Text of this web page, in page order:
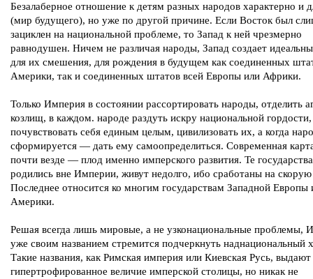
Безалаберное отношение к детям разных народов характерно и
(мир будущего), но уже по другой причине. Если Восток был
зациклен на национальной проблеме, то Запад к ней чрезмерно
равнодушен. Ничем не различая народы, Запад создает
для их смешения, для рождения в будущем как соединенных
Америки, так и соединенных штатов всей Европы или Африки.
Только Империя в состоянии рассортировать народы, отделить
козлищ, в каждом. народе раздуть искру национальной
почувствовать себя единым целым, цивилизовать их, а когда
сформируется — дать ему самоопределиться. Современная
почти везде — плод именно имперского развития. Те
родились вне Империи, живут недолго, ибо сработаны на
Последнее относится ко многим государствам Западной
Америки.
Решая всегда лишь мировые, а не узконациональные проблемы,
уже своим названием стремится подчеркнуть наднациональный
Такие названия, как Римская империя или Киевская Русь, выдают
гипертрофированное величие имперской столицы, но никак не